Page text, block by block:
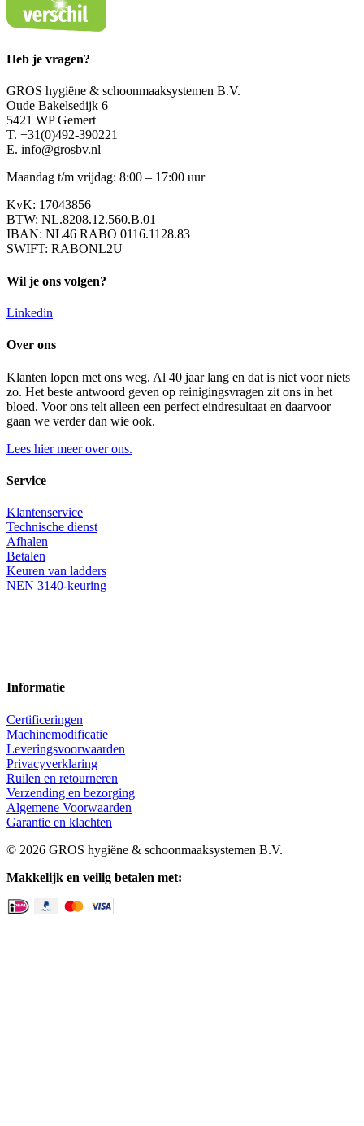
Heb je vragen?
GROS hygiëne & schoonmaaksystemen B.V.
Oude Bakelsedijk 6
5421 WP Gemert
T. +31(0)492-390221
E. info@grosbv.nl
Maandag t/m vrijdag: 8:00 – 17:00 uur
KvK: 17043856
BTW: NL.8208.12.560.B.01
IBAN: NL46 RABO 0116.1128.83
SWIFT: RABONL2U
Wil je ons volgen?
Linkedin
Over ons
Klanten lopen met ons weg. Al 40 jaar lang en dat is niet voor niets
zo. Het beste antwoord geven op reinigingsvragen zit ons in het
bloed. Voor ons telt alleen een perfect eindresultaat en daarvoor
gaan we verder dan wie ook.
Lees hier meer over ons.
Service
Klantenservice
Technische dienst
Afhalen
Betalen
Keuren van ladders
NEN 3140-keuring
Informatie
Certificeringen
Machinemodificatie
Leveringsvoorwaarden
Privacyverklaring
Ruilen en retourneren
Verzending en bezorging
Algemene Voorwaarden
Garantie en klachten
© 2026 GROS hygiëne & schoonmaaksystemen B.V.
Makkelijk en veilig betalen met: